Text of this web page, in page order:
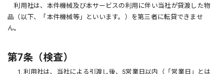
利用社は、本件機械及び本サービスの利用に伴い当社が貸渡した物
品（以下、「本件機械等」といいます。）を第三者に転貸できませ
ん。
第7条（検査）
1. 利用社は、当社による引渡し後、5営業日以内（「営業日」とは